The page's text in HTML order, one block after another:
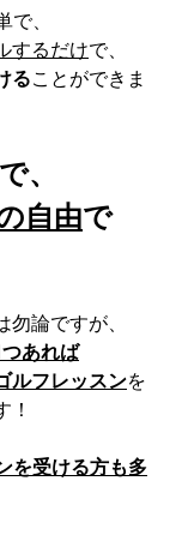
、
するだけで、
ることができま
、
自由で
論ですが、
あれば
ルフレッスンを
！
を受ける方も多